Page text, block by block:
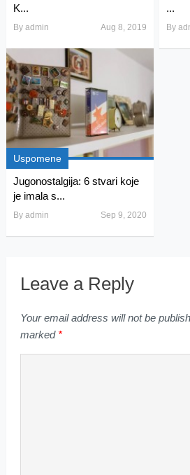
K...
By admin Aug 8, 2019
...
By
Uspomene
Jugonostalgija: 6 stvari koje
je imala s...
By admin Sep 9, 2020
Leave a Reply
Your email address will not be
marked *